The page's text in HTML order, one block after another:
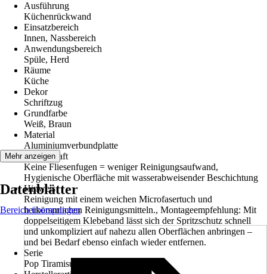
Ausführung
Küchenrückwand
Einsatzbereich
Innen, Nassbereich
Anwendungsbereich
Spüle, Herd
Räume
Küche
Dekor
Schriftzug
Grundfarbe
Weiß, Braun
Material
Aluminiumverbundplatte
Eigenschaft
Keine Fliesenfugen = weniger Reinigungsaufwand,
Hygienische Oberfläche mit wasserabweisender Beschichtung
Hinweis
Reinigung mit einem weichen Microfasertuch und
herkömmlichen Reinigungsmitteln., Montageempfehlung: Mit
doppelseitigem Klebeband lässt sich der Spritzschutz schnell
und unkompliziert auf nahezu allen Oberflächen anbringen –
und bei Bedarf ebenso einfach wieder entfernen.
Serie
Pop Tiramisu
Mehr anzeigen
Datenblätter
Bereich überspringen